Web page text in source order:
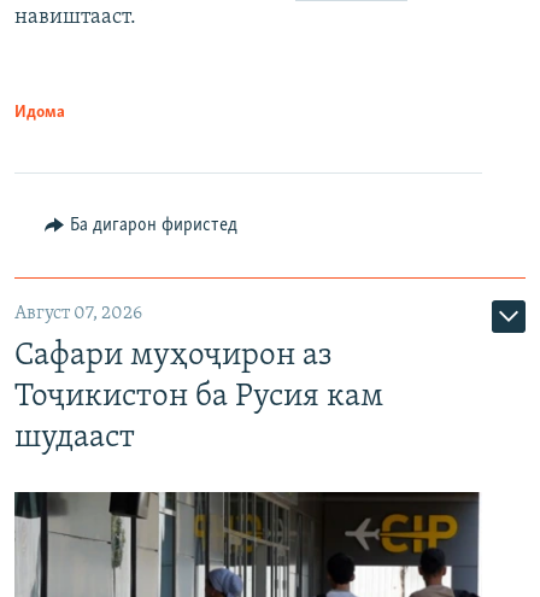
навиштааст.
Идома
Ба дигарон фиристед
Август 07, 2026
Сафари муҳоҷирон аз
Тоҷикистон ба Русия кам
шудааст